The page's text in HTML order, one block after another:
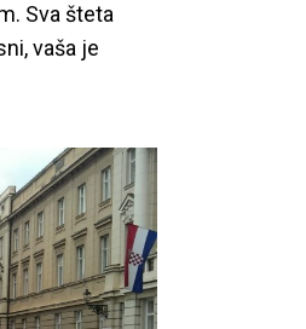
Sva šteta
vaša je